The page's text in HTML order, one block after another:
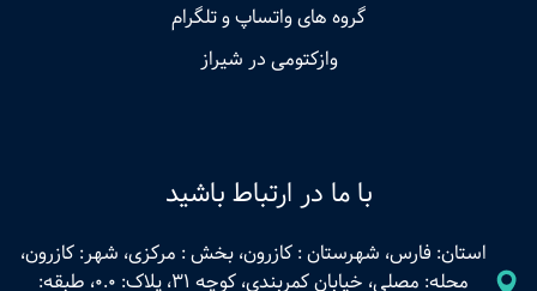
گروه های واتساپ و تلگرام
وازکتومی در شیراز
با ما در ارتباط باشید
استان: فارس، شهرستان : کازرون، بخش : مرکزی، شهر: کازرون،
محله: مصلی، خیابان کمربندی، کوچه 31، پلاک: 0.0، طبقه: